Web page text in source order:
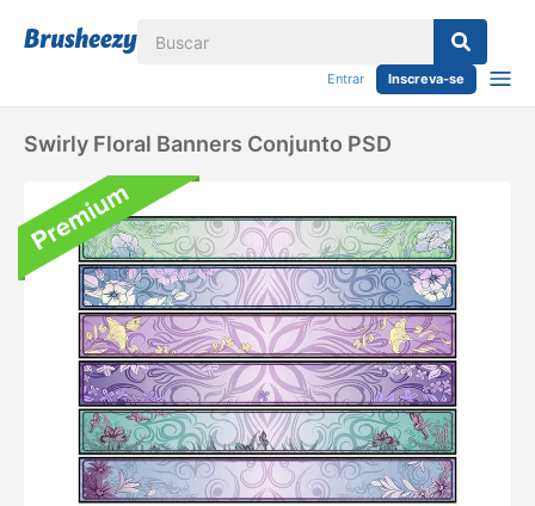
Entrar Inscreva-se
Swirly Floral Banners Conjunto PSD